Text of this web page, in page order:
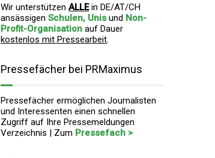
Wir unterstützen ALLEin DE/AT/CH
ansässigen Schulen, Unis und Non-
Profit-Organisation auf Dauer
kostenlos mit Pressearbeit.
Pressefächer bei PRMaximus
Pressefächer ermöglichen Journalisten
und Interessenten einen schnellen
Zugriff auf Ihre Pressemeldungen
Verzeichnis | Zum Pressefach >